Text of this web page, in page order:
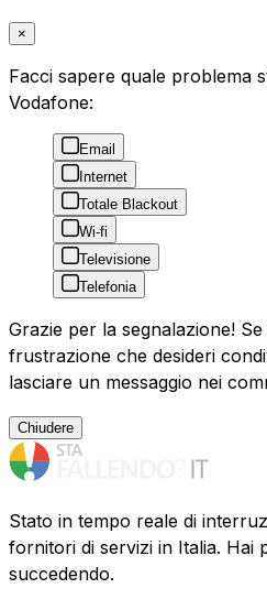
×
Facci sapere quale problema
Vodafone:
Email
Internet
Totale Blackout
Wi-fi
Televisione
Telefonia
Grazie per la segnalazione!
frustrazione che desideri
lasciare un messaggio nei
Chiudere
Stato in tempo reale di
fornitori di servizi in Italia. Hai
succedendo.